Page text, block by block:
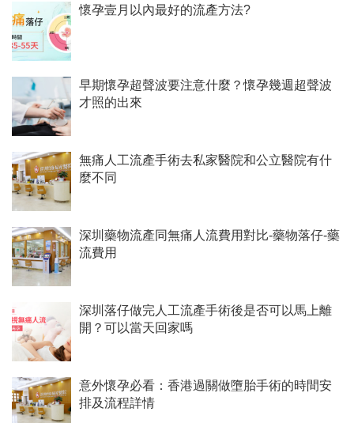
懷孕壹月以內最好的流產方法?
早期懷孕超聲波要注意什麼？懷孕幾週超聲波
才照的出來
無痛人工流產手術去私家醫院和公立醫院有什
麼不同
深圳藥物流產同無痛人流費用對比-藥物落仔-藥
流費用
深圳落仔做完人工流產手術後是否可以馬上離
開？可以當天回家嗎
意外懷孕必看：香港過關做墮胎手術的時間安
排及流程詳情